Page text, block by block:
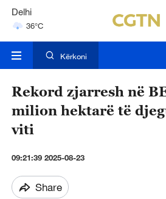
Delhi
36°C
Hyderabad
Kërkoni
Rekord zjarresh në
milion hektarë të
viti
09:21:39 2025-08-23
Share